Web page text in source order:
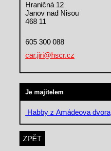
Hraničná 12
Janov nad Nisou
468 11
605 300 088
car.jiri@hscr.cz
Je majitelem
Habby z Amádeova dvora
ZPĚT